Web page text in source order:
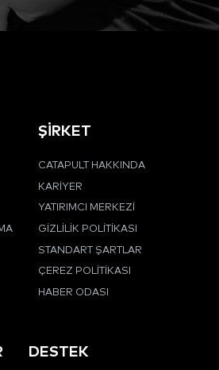
ŞİRKET
CATAPULT HAKKINDA
KARIYER
YATIRIMCI MERKEZI
GIZLILIK POLITIKASI
STANDART ŞARTLAR
ÇEREZ POLITIKASI
HABER ODASI
DESTEK